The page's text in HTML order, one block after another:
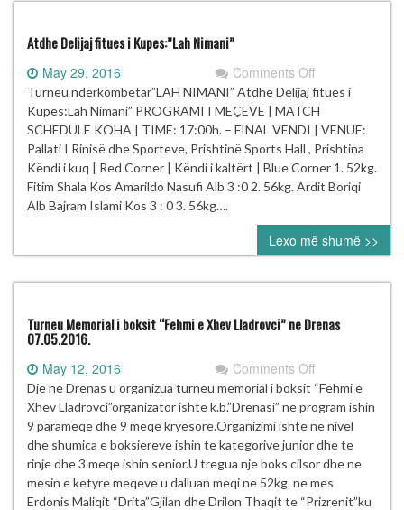
Atdhe Delijaj fitues i Kupes:”Lah Nimani”
May 29, 2016 Comments Offon
Atdhe
Delijaj
fitues
i
Kupes:”Lah
Nimani”
Turneu nderkombetar”LAH NIMANI” Atdhe Delijaj fitues i
Kupes:Lah Nimani” PROGRAMI I MEÇEVE | MATCH
SCHEDULE KOHA | TIME: 17:00h. – FINAL VENDI | VENUE:
Pallati I Rinisë dhe Sporteve, Prishtinë Sports Hall , Prishtina
Këndi i kuq | Red Corner | Këndi i kaltërt | Blue Corner 1. 52kg.
Fitim Shala Kos Amarildo Nasufi Alb 3 :0 2. 56kg. Ardit Boriqi
Alb Bajram Islami Kos 3 : 0 3. 56kg….
Lexo më shumë >>
Turneu Memorial i boksit “Fehmi e Xhev Lladrovci” ne Drenas
07.05.2016.
May 12, 2016 Comments Offon
Turneu
Memorial
i
boksit
“Fehmi
e
Xhev
Dje ne Drenas u organizua turneu memorial i boksit “Fehmi e
Xhev Lladrovci”organizator ishte k.b.”Drenasi” ne program ishin
9 parameqe dhe 9 meqe kryesore.Organizimi ishte ne nivel
dhe shumica e boksiereve ishin te kategorive junior dhe te
rinje dhe 3 meqe ishin senior.U tregua nje boks cilsor dhe ne
mesin e ketyre meqeve u dalluan meqi ne 52kg. ne mes
Erdonis Maliqit “Drita”Gjilan dhe Drilon Thaqit te “Prizrenit”ku